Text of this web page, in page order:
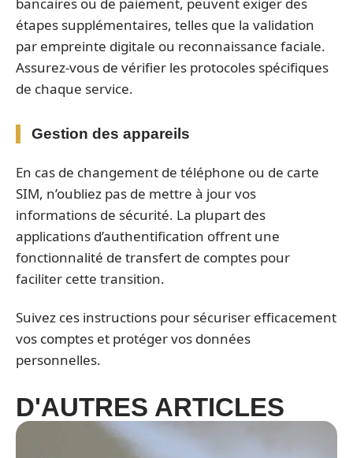
étapes supplémentaires, telles que la validation
par empreinte digitale ou reconnaissance faciale.
Assurez-vous de vérifier les protocoles spécifiques
de chaque service.
Gestion des appareils
En cas de changement de téléphone ou de carte
SIM, n’oubliez pas de mettre à jour vos
informations de sécurité. La plupart des
applications d’authentification offrent une
fonctionnalité de transfert de comptes pour
faciliter cette transition.
Suivez ces instructions pour sécuriser efficacement
vos comptes et protéger vos données
personnelles.
D'AUTRES ARTICLES